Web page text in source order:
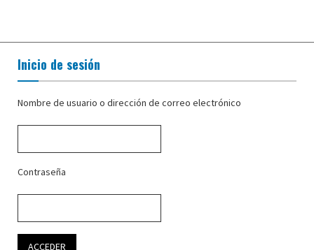
Inicio de sesión
Nombre de usuario o dirección de correo electrónico
Contraseña